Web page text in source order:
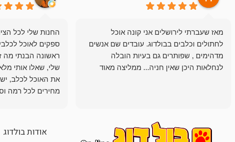
מאז שעברתי לירושלים אני קונה אוכל
לחתולים וכלבים בבולדוג. עובדים שם אנשים
מדהימים , שפותרים גם בעיות הובלה
לנחלאות היכן שאין חניה... ממליצה מאוד
החנות שלי לכל
ספקים לאוכל
ראשונה הבנתי מה
שלי, שאלו אותי
את האוכל לכלב,
מחירים לכל רמה
אודות בולדוג